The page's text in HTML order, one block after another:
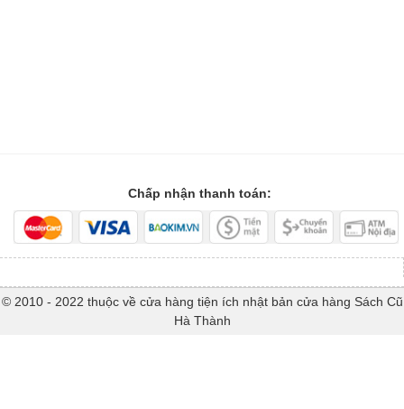
Chấp nhận thanh toán:
© 2010 - 2022 thuộc về cửa hàng tiện ích nhật bản cửa hàng Sách Cũ
Hà Thành